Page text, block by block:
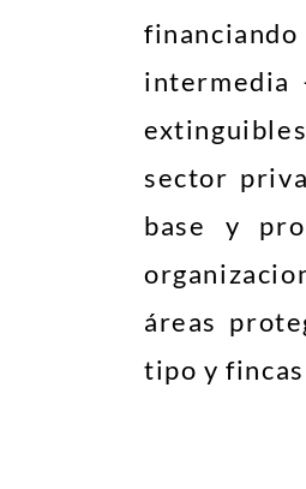
intermedia
sector
base y
áreas
tipo y